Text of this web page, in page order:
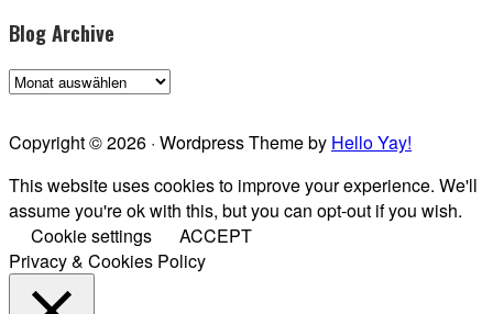
Blog Archive
Blog
Copyright © 2026 · Wordpress Theme by Hello Yay!
This website uses cookies to improve your experience. We'll
assume you're ok with this, but you can opt-out if you wish.
Cookie settings
ACCEPT
Privacy & Cookies Policy